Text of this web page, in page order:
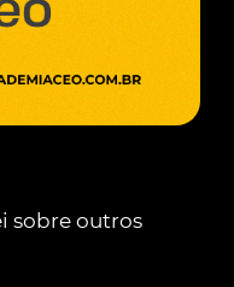
sobre outros